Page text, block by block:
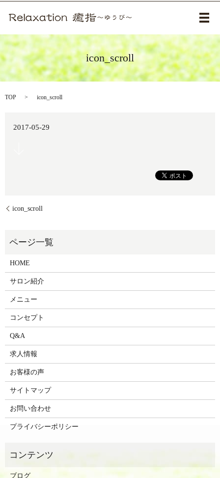
メ
icon_scroll
TOP icon_scroll
2017-05-29
icon_scroll
HOME
サロン紹介
メニュー
コンセプト
Q&A
求人情報
お客様の声
サイトマップ
お問い合わせ
プライバシーポリシー
ブログ